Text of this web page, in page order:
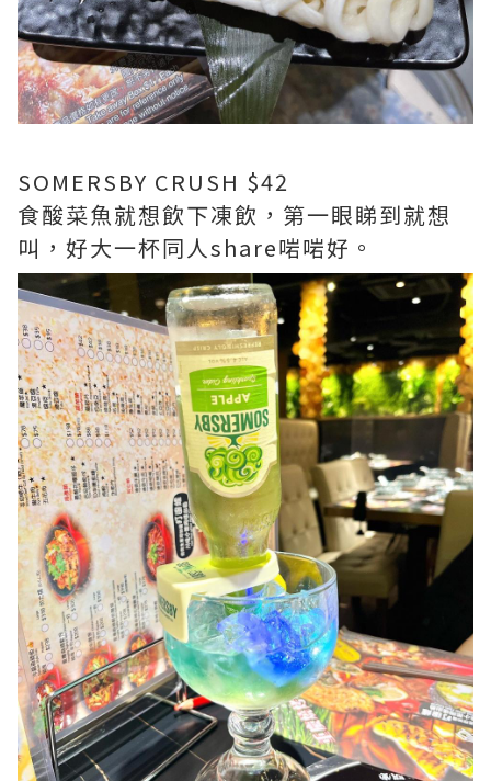
SOMERSBY CRUSH $42
食酸菜魚就想飲下凍飲，第一眼睇到就想
叫，好大一杯同人share啱啱好。